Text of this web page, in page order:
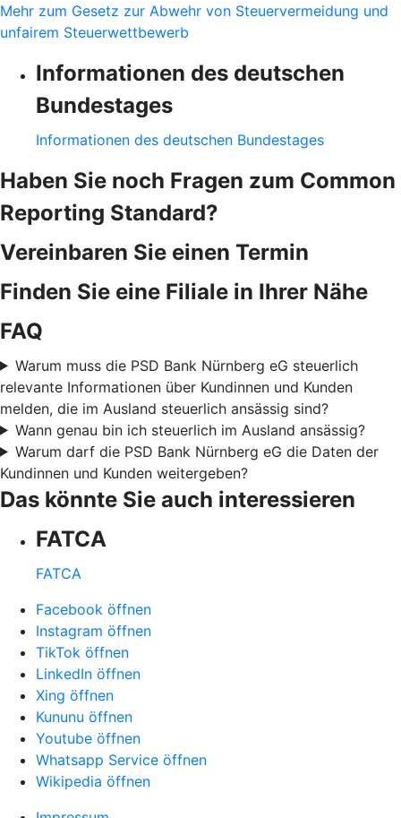
Mehr zum Gesetz zur Abwehr von Steuervermeidung und
unfairem Steuerwettbewerb
Informationen des deutschen
Bundestages
Informationen des deutschen Bundestages
Haben Sie noch Fragen zum Common
Reporting Standard?
Vereinbaren Sie einen Termin
Finden Sie eine Filiale in Ihrer Nähe
FAQ
Warum muss die PSD Bank Nürnberg eG steuerlich
relevante Informationen über Kundinnen und Kunden
melden, die im Ausland steuerlich ansässig sind?
Wann genau bin ich steuerlich im Ausland ansässig?
Warum darf die PSD Bank Nürnberg eG die Daten der
Kundinnen und Kunden weitergeben?
Das könnte Sie auch interessieren
FATCA
FATCA
Facebook öffnen
Instagram öffnen
TikTok öffnen
LinkedIn öffnen
Xing öffnen
Kununu öffnen
Youtube öffnen
Whatsapp Service öffnen
Wikipedia öffnen